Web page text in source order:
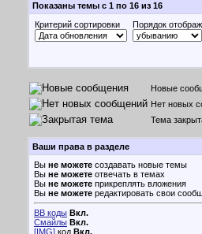
Показаны темы с 1 по 16 из 16
Критерий сортировки
Порядок
Новые
Нет новых
Тема
Ваши права в разделе
Вы не можете создавать новые темы
Вы не можете отвечать в темах
Вы не можете прикреплять вложения
Вы не можете редактировать свои
BB коды Вкл.
Смайлы Вкл.
[IMG] код Вкл.